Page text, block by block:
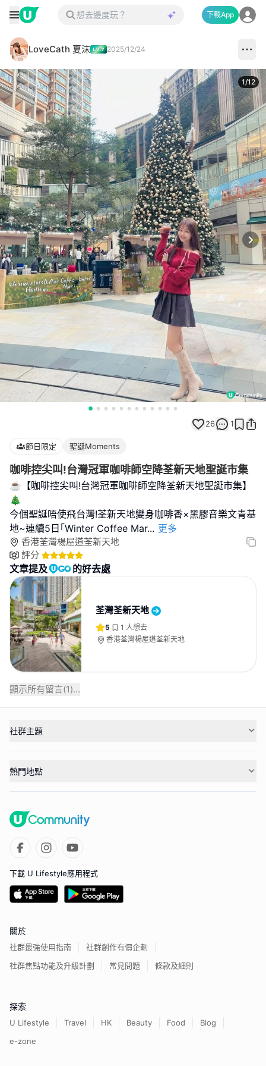
下載App
LoveCath 夏沫 2025/12/24
1/12
26 1
節日限定 聖誕Moments
咖啡控尖叫!台灣冠軍咖啡師空降荃新天地聖誕市集
☕️【咖啡控尖叫!台灣冠軍咖啡師空降荃新天地聖誕市集】
🎄
今個聖誕唔使飛台灣!荃新天地變身咖啡香×黑膠音樂文青基
地~連續5日｢Winter Coffee Mar... 更多
香港荃灣楊屋道荃新天地
評分
文章提及 的好去處
荃灣荃新天地
5 1 人想去
香港荃灣楊屋道荃新天地
顯示所有留言(1)...
社群主題
熱門地點
下載 U Lifestyle應用程式
關於
社群最強使用指南
社群創作有價企劃
社群焦點功能及升級計劃
常見問題 條款及細則
探索
U Lifestyle Travel HK Beauty Food
Blog
e-zone